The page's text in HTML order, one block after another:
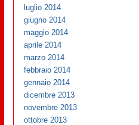
luglio 2014
giugno 2014
maggio 2014
aprile 2014
marzo 2014
febbraio 2014
gennaio 2014
dicembre 2013
novembre 2013
ottobre 2013